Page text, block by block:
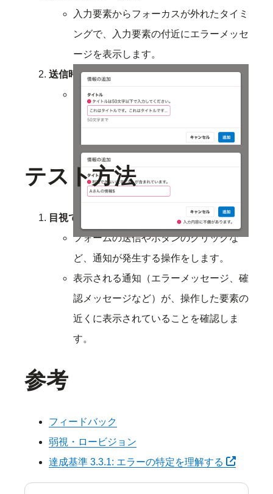
入力要素からフォーカスが外れたタイミ
ングで、入力要素の付近にエラーメッセ
ージを表示します。
送信時のエラー表示:
送信ボタン押下後に値が不正な場合、入
力要素と送信ボタンの両方に対してエラ
ーメッセージを表示します。
テスト方法
目視での確認
フォームの送信やボタンのクリックな
ど、通知が発生する操作をします。
表示される通知（エラーメッセージ、確
認メッセージなど）が、操作した要素の
近くに表示されていることを確認しま
す。
参考
フィードバック
弱視・ロービジョン
達成基準 3.3.1: エラーの特定を理解する